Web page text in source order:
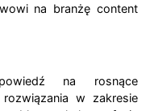
na branżę content
na rosnące
w zakresie